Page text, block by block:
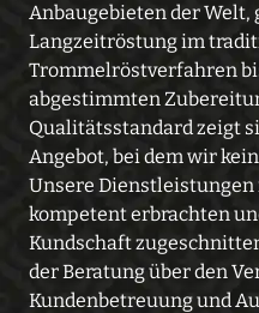
Anbaugebieten der Welt,
Langzeitröstung im
Trommelröstverfahren
abgestimmten
Qualitätsstandard zeigt
Angebot, bei dem wir
Unsere
kompetent erbrachten
Kundschaft
der Beratung über den
Kundenbetreuung und